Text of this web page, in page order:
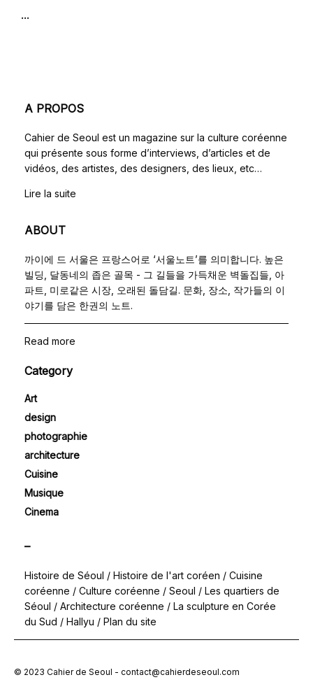
...
A PROPOS
Cahier de Seoul est un magazine sur la culture coréenne
qui présente sous forme d’interviews, d’articles et de
vidéos, des artistes, des designers, des lieux, etc…
Lire la suite
ABOUT
까이에 드 서울은 프랑스어로 ‘서울노트’를 의미합니다. 높은
빌딩, 달동네의 좁은 골목 - 그 길들을 가득채운 벽돌집들, 아
파트, 미로같은 시장, 오래된 돌담길. 문화, 장소, 작가들의 이
야기를 담은 한권의 노트.
Read more
Category
Art
design
photographie
architecture
Cuisine
Musique
Cinema
–
Histoire de Séoul / Histoire de l'art coréen / Cuisine
coréenne / Culture coréenne / Seoul / Les quartiers de
Séoul / Architecture coréenne / La sculpture en Corée
du Sud / Hallyu / Plan du site
© 2023 Cahier de Seoul - contact@cahierdeseoul.com